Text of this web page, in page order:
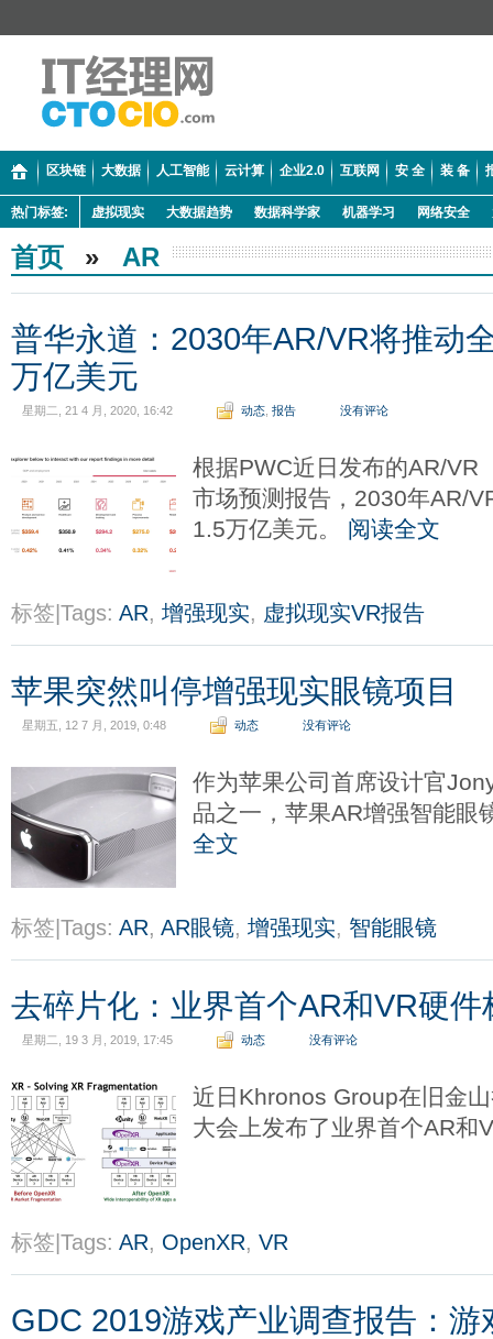
区块链 大数据 人工智能 云计算 企业2.0 互联网 安 全 装 备
热门标签: 虚拟现实 大数据趋势 数据科学家 机器学习 网络安全
首页 » AR
普华永道：2030年AR/VR将推动
万亿美元
星期二, 21 4 月, 2020, 16:42 动态 报告 没有评论
根据PWC近日发布的AR/VR
市场预测报告，2030年AR/
1.5万亿美元。 阅读全文
标签|Tags: AR, 增强现实, 虚拟现实VR报告
苹果突然叫停增强现实眼镜项目
星期五, 12 7 月, 2019, 0:48 动态 没有评论
作为苹果公司首席设计官
品之一，苹果AR增强智能眼
全文
标签|Tags: AR, AR眼镜, 增强现实, 智能眼镜
去碎片化：业界首个AR和VR硬
星期二, 19 3 月, 2019, 17:45 动态 没有评论
近日Khronos Group在旧金
大会上发布了业界首个AR和
标签|Tags: AR, OpenXR, VR
GDC 2019游戏产业调查报告：